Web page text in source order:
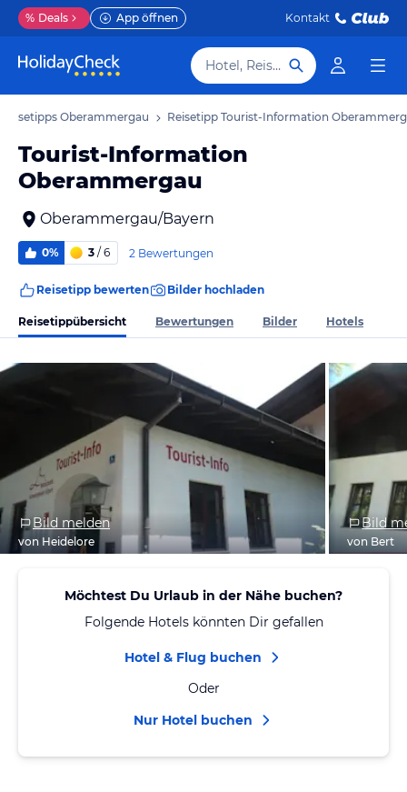
% Deals App öffnen Kontakt
Hotel, Reiseziel
Reisetipps Oberammergau Reisetipp Tourist-Information
Tourist-Information
Oberammergau
Oberammergau/Bayern
0% 3 / 6 2 Bewertungen
Reisetipp bewerten Bilder hochladen
Reisetippübersicht Bewertungen Bilder Hotels
Bild melden
von Heidelore
Bild
von Bert
Möchtest Du Urlaub in der Nähe buchen?
Folgende Hotels könnten Dir gefallen
Hotel & Flug buchen
Oder
Nur Hotel buchen